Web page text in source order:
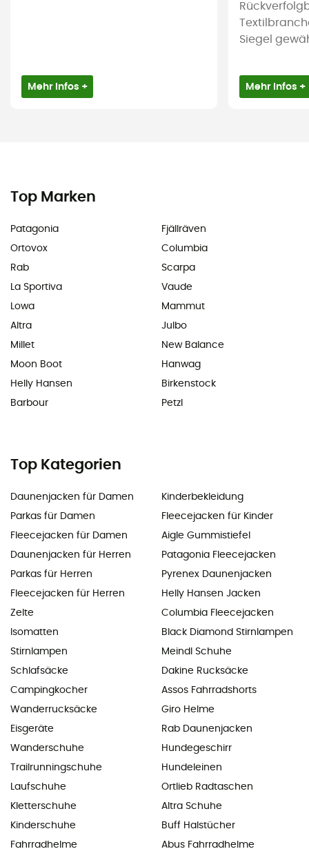
Mehr Infos +
Siegel
Mehr Infos +
Top Marken
Patagonia
Ortovox
Rab
La Sportiva
Lowa
Altra
Millet
Moon Boot
Helly Hansen
Barbour
Fjällräven
Columbia
Scarpa
Vaude
Mammut
Julbo
New Balance
Hanwag
Birkenstock
Petzl
Top Kategorien
Daunenjacken für Damen
Parkas für Damen
Fleecejacken für Damen
Daunenjacken für Herren
Parkas für Herren
Fleecejacken für Herren
Zelte
Isomatten
Stirnlampen
Schlafsäcke
Campingkocher
Wanderrucksäcke
Eisgeräte
Wanderschuhe
Trailrunningschuhe
Laufschuhe
Kletterschuhe
Kinderschuhe
Fahrradhelme
Kinderbekleidung
Fleecejacken für Kinder
Aigle Gummistiefel
Patagonia Fleecejacken
Pyrenex Daunenjacken
Helly Hansen Jacken
Columbia Fleecejacken
Black Diamond Stirnlampen
Meindl Schuhe
Dakine Rucksäcke
Assos Fahrradshorts
Giro Helme
Rab Daunenjacken
Hundegeschirr
Hundeleinen
Ortlieb Radtaschen
Altra Schuhe
Buff Halstücher
Abus Fahrradhelme